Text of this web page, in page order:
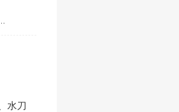
间隔墙吊顶装修设计工程
水刀